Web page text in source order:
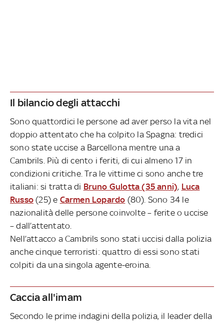
Il bilancio degli attacchi
Sono quattordici le persone ad aver perso la vita nel
doppio attentato che ha colpito la Spagna: tredici
sono state uccise a Barcellona mentre una a
Cambrils. Più di cento i feriti, di cui almeno 17 in
condizioni critiche. Tra le vittime ci sono anche tre
italiani: si tratta di Bruno Gulotta (35 anni), Luca
Russo (25) e Carmen Lopardo (80). Sono 34 le
nazionalità delle persone coinvolte – ferite o uccise
– dall’attentato.
Nell’attacco a Cambrils sono stati uccisi dalla polizia
anche cinque terroristi: quattro di essi sono stati
colpiti da una singola agente-eroina.
Caccia all'imam
Secondo le prime indagini della polizia, il leader della